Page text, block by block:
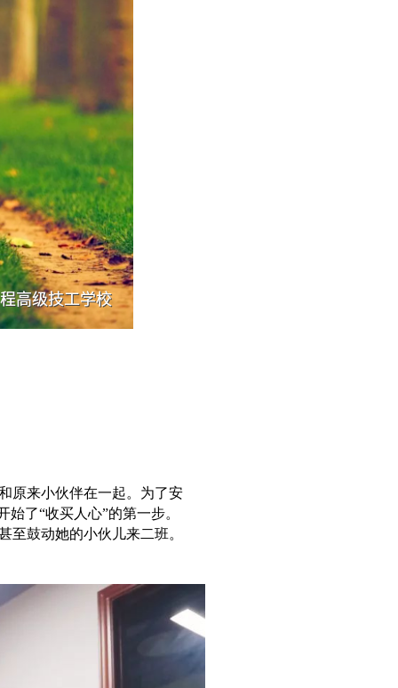
原来小伙伴在一起。为了安
了“收买人心”的第一步。
至鼓动她的小伙儿来二班。